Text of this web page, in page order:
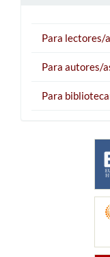
Para lectores/
Para autores/
Para